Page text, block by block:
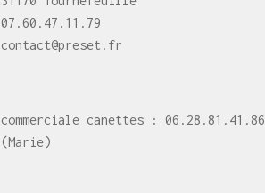
07.60.47.11.79
contact@preset.fr
commerciale canettes : 06.28.81.41.86
(Marie)